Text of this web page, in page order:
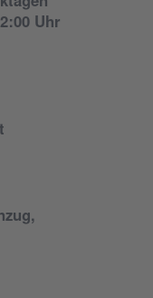
Uhr